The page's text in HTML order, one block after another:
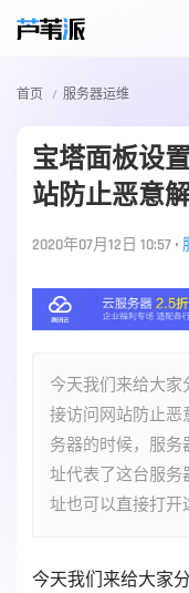
首页 服务器运维
宝塔面板设
站防止恶意
2020年07月12日 10:57 •
今天我们来给大家
接访问网站防止恶
务器的时候，服务
址代表了这台服务
址也可以直接打开
今天我们来给大家